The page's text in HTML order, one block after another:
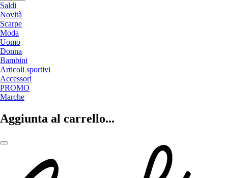
Saldi
Novità
Scarpe
Moda
Uomo
Donna
Bambini
Articoli sportivi
Accessori
PROMO
Marche
Aggiunta al carrello...